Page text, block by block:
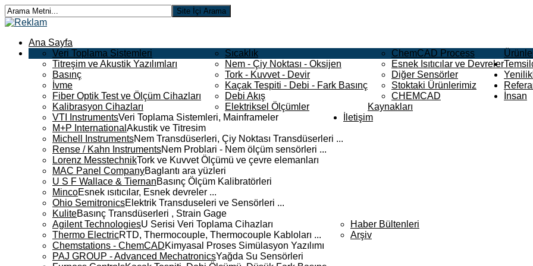
Ana Sayfa
Veri Toplama Sistemleri
Titreşim ve Akustik Yazılımları
Basınç
İvme
Fiber Optik Test ve Ölçüm Cihazları
Kalibrasyon Cihazları
Sıcaklık
Nem - Çiy Noktası - Oksijen
Tork - Kuvvet - Devir
Kaçak Tespiti - Debi - Fark Basınç
Debi Akış
Elektriksel Ölçümler
ChemCAD Process
Esnek Isıtıcılar ve Devreler
Diğer Sensörler
Stoktaki Ürünlerimiz
CHEMCAD
VTI InstrumentsVeri Toplama Sistemleri, Mainframeler
M+P International Akustik ve Titresim
Michell InstrumentsNem Transdüserleri, Çiy Noktası Transdüserleri ...
Rense / Kahn InstrumentsNem Problari - Nem ölçüm sensörleri ...
Lorenz MesstechnikTork ve Kuvvet Ölçümü ve çevre elemanları
MAC Panel CompanyBaglantı ara yüzleri
U S F Wallace & TiernanBasınç Ölçüm Kalibratörleri
MincoEsnek ısıtıcılar, Esnek devreler ...
Ohio SemitronicsElektrik Transduseleri ve Sensörleri ...
KuliteBasınç Transdüserleri , Strain Gage
Agilent TechnologiesU Serisi Veri Toplama Cihazları
Thermo ElectricRTD, Thermocouple, Thermocouple Kabloları ...
Chemstations - ChemCADKimyasal Proses Simülasyon Yazılımı
PAJ GROUP - Advanced MechatronicsYağda Su Sensörleri
Haber Bültenleri
Arşiv
İnsan
Kaynakları
İletişim